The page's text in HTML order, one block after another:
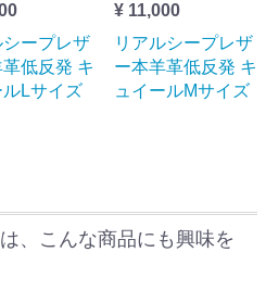
シープレザ
低反発 キ
ルLサイズ
¥ 11,000
リアルシープレザ
ー本羊革低反発 キ
ュイールMサイズ
、こんな商品にも興味を